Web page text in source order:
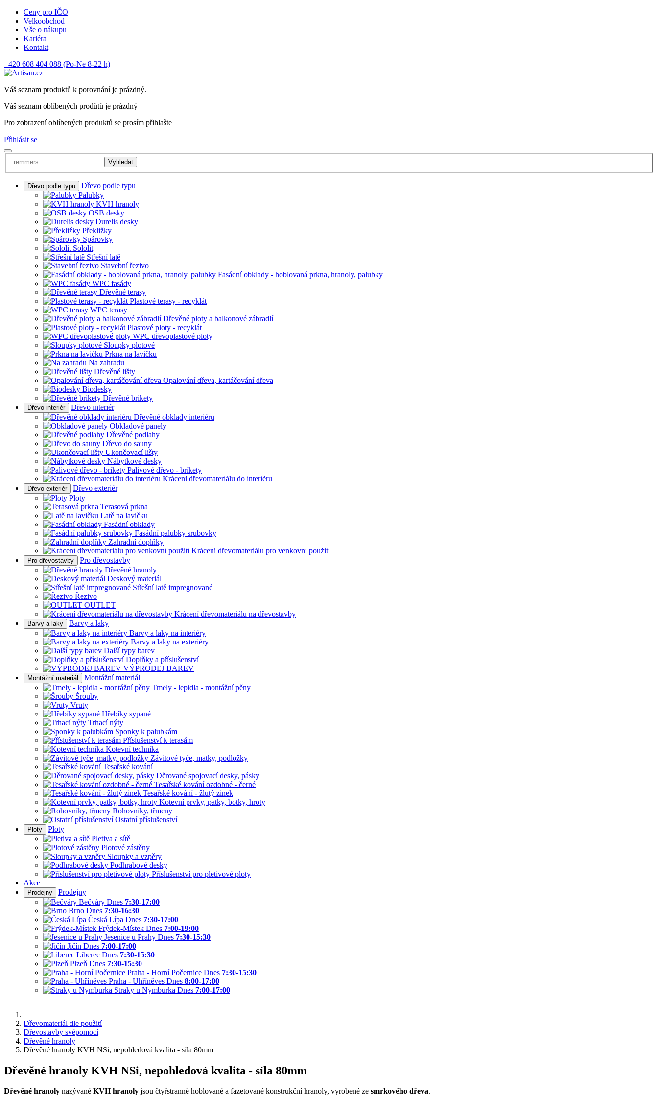
Ceny pro IČO
Velkoobchod
Vše o nákupu
Kariéra
Kontakt
+420 608 404 088 (Po-Ne 8-22 h)
Váš seznam produktů k porovnání je prázdný.
Váš seznam oblíbených prodůtů je prázdný
Pro zobrazení oblíbených produktů se prosím přihlašte
Přihlásit se
Vyhledat
Dřevo podle typu
Dřevo podle typu
Palubky
KVH hranoly
OSB desky
Durelis desky
Překližky
Spárovky
Sololit
Střešní latě
Stavební řezivo
Fasádní obklady - hoblovaná prkna, hranoly, palubky
WPC fasády
Dřevěné terasy
Plastové terasy - recyklát
WPC terasy
Dřevěné ploty a balkonové zábradlí
Plastové ploty - recyklát
WPC dřevoplastové ploty
Sloupky plotové
Prkna na lavičku
Na zahradu
Dřevěné lišty
Opalování dřeva, kartáčování dřeva
Biodesky
Dřevěné brikety
Dřevo interiér
Dřevo interiér
Dřevěné obklady interiéru
Obkladové panely
Dřevěné podlahy
Dřevo do sauny
Ukončovací lišty
Nábytkové desky
Palivové dřevo - brikety
Krácení dřevomateriálu do interiéru
Dřevo exteriér
Dřevo exteriér
Ploty
Terasová prkna
Latě na lavičku
Fasádní obklady
Fasádní palubky srubovky
Zahradní doplňky
Krácení dřevomateriálu pro venkovní použití
Pro dřevostavby
Pro dřevostavby
Dřevěné hranoly
Deskový materiál
Střešní latě impregnované
Řezivo
OUTLET
Krácení dřevomateriálu na dřevostavby
Barvy a laky
Barvy a laky
Barvy a laky na interiéry
Barvy a laky na exteriéry
Další typy barev
Doplňky a příslušenství
VÝPRODEJ BAREV
Montážní materiál
Montážní materiál
Tmely - lepidla - montážní pěny
Šrouby
Vruty
Hřebíky sypané
Trhací nýty
Sponky k palubkám
Příslušenství k terasám
Kotevní technika
Závitové tyče, matky, podložky
Tesařské kování
Děrované spojovací desky, pásky
Tesařské kování ozdobné - černé
Tesařské kování - žlutý zinek
Kotevní prvky, patky, botky, hroty
Rohovníky, třmeny
Ostatní příslušenství
Ploty
Ploty
Pletiva a sítě
Plotové zástěny
Sloupky a vzpěry
Podhrabové desky
Příslušenství pro pletivové ploty
Akce
Prodejny
Prodejny
Bečváry Dnes 7:30-17:00
Brno Dnes 7:30-16:30
Česká Lípa Dnes 7:30-17:00
Frýdek-Místek Dnes 7:00-19:00
Jesenice u Prahy Dnes 7:30-15:30
Jičín Dnes 7:00-17:00
Liberec Dnes 7:30-15:30
Plzeň Dnes 7:30-15:30
Praha - Horní Počernice Dnes 7:30-15:30
Praha - Uhříněves Dnes 8:00-17:00
Straky u Nymburka Dnes 7:00-17:00
Dřevomateriál dle použití
Dřevostavby svépomocí
Dřevěné hranoly
Dřevěné hranoly KVH NSi, nepohledová kvalita - síla 80mm
Dřevěné hranoly KVH NSi, nepohledová kvalita - síla 80mm
Dřevěné hranoly nazývané KVH hranoly jsou čtyřstranně hoblované a fazetované konstrukční hranoly, vyrobené ze smrkového dřeva.
konstrukce byla pevná a stabilní.